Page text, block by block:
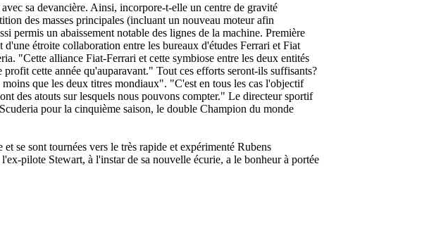
sa devancière. Ainsi, incorpore-t-elle un centre de gravité
des masses principales (incluant un nouveau moteur afin
permis un abaissement notable des lignes de la machine. Première
étroite collaboration entre les bureaux d'études Ferrari et Fiat
"Cette alliance Fiat-Ferrari et cette symbiose entre les deux entités
cette année qu'auparavant." Tout ces efforts seront-ils suffisants?
que les deux titres mondiaux". "C'est en tous les cas l'objectif
des atouts sur lesquels nous pouvons compter." Le directeur sportif
pour la cinquième saison, le double Champion du monde
se sont tournées vers le très rapide et expérimenté Rubens
pilote Stewart, à l'instar de sa nouvelle écurie, a le bonheur à portée